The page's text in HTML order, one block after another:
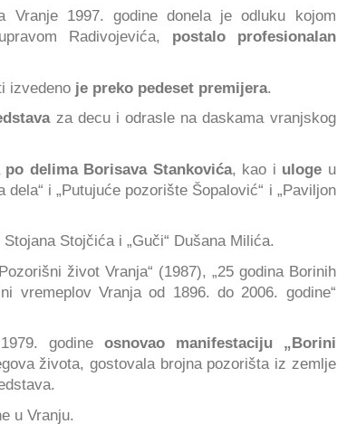
Vranje 1997. godine donela je odluku kojom
Radivojevića, postalo profesionalan
izvedeno je preko pedeset premijera.
za decu i odrasle na daskama vranjskog
po delima Borisava Stankovića, kao i uloge u
i „Putujuće pozorište Šopalović“ i „Paviljon
Stojčića i „Guči“ Dušana Milića.
život Vranja“ (1987), „25 godina Borinih
vremeplov Vranja od 1896. do 2006. godine“
godine osnovao manifestaciju „Borini
života, gostovala brojna pozorišta iz zemlje
u Vranju.